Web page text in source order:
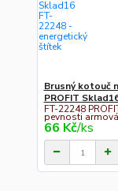
Brusný kotouč
PROFIT
FT-22248
pevnosti
66 Kč/ks